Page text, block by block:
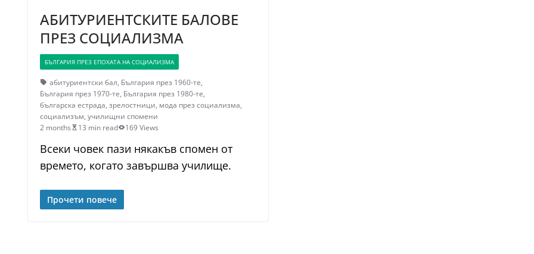
АБИТУРИЕНТСКИТЕ БАЛОВЕ
ПРЕЗ СОЦИАЛИЗМА
БЪЛГАРИЯ ПРЕЗ ЕПОХАТА НА СОЦИАЛИЗМА
абитуриентски бал, България през 1960-те,
България през 1970-те, България през 1980-те,
българска естрада, зрелостници, мода през социализма,
социализъм, училищни спомени
2 months
13 min read 169 Views
Всеки човек пази някакъв спомен от
времето, когато завършва училище.
Прочети повече